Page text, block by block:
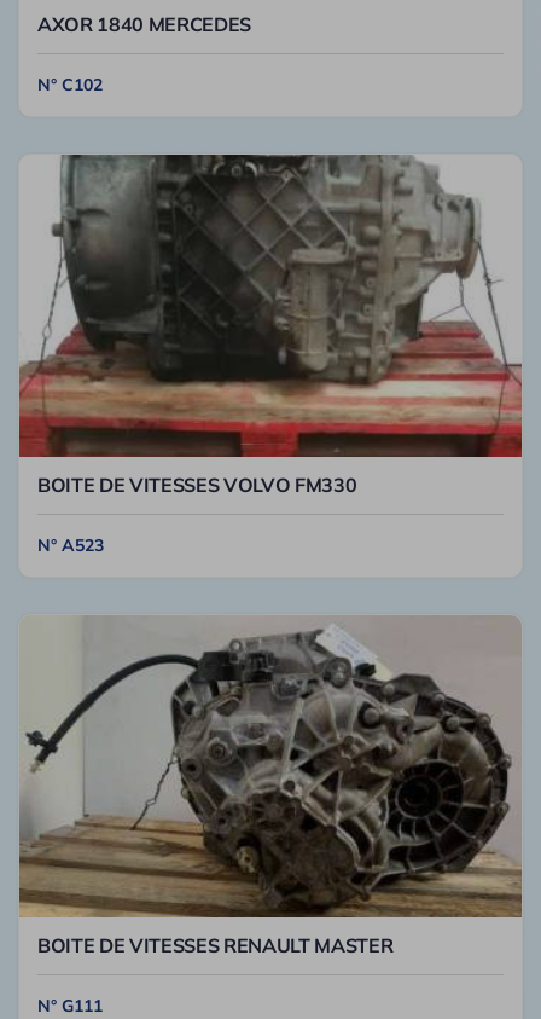
AXOR 1840 MERCEDES
N° C102
BOITE DE VITESSES VOLVO FM330
N° A523
BOITE DE VITESSES RENAULT MASTER
N° G111